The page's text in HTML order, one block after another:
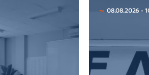
08.08.2026 -